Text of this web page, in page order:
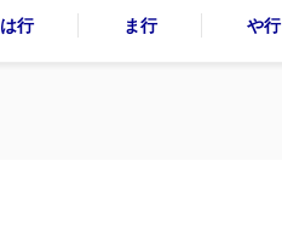
は行 ま行 や行